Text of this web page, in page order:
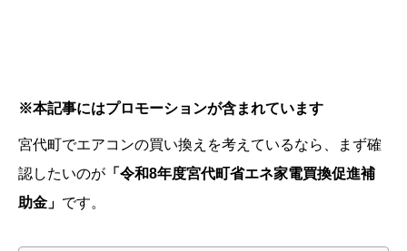
※本記事にはプロモーションが含まれています
宮代町でエアコンの買い換えを考えているなら、まず確
認したいのが 「令和8年度宮代町省エネ家電買換促進補
助金」 です。